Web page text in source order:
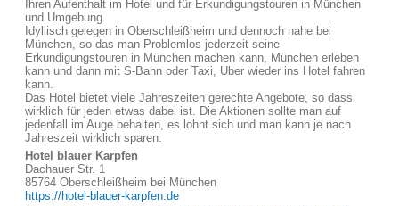
Ihren Aufenthalt im Hotel und für Erkundigungstouren in München
und Umgebung.
Idyllisch gelegen in Oberschleißheim und dennoch nahe bei
München, so das man Problemlos jederzeit seine
Erkundigungstouren in München machen kann, München erleben
kann und dann mit S-Bahn oder Taxi, Uber wieder ins Hotel fahren
kann.
Das Hotel bietet viele Jahreszeiten gerechte Angebote, so dass
wirklich für jeden etwas dabei ist. Die Aktionen sollte man auf
jedenfall im Auge behalten, es lohnt sich und man kann je nach
Jahreszeit wirklich sparen.
Hotel blauer Karpfen
Dachauer Str. 1
85764 Oberschleißheim bei München
https://hotel-blauer-karpfen.de